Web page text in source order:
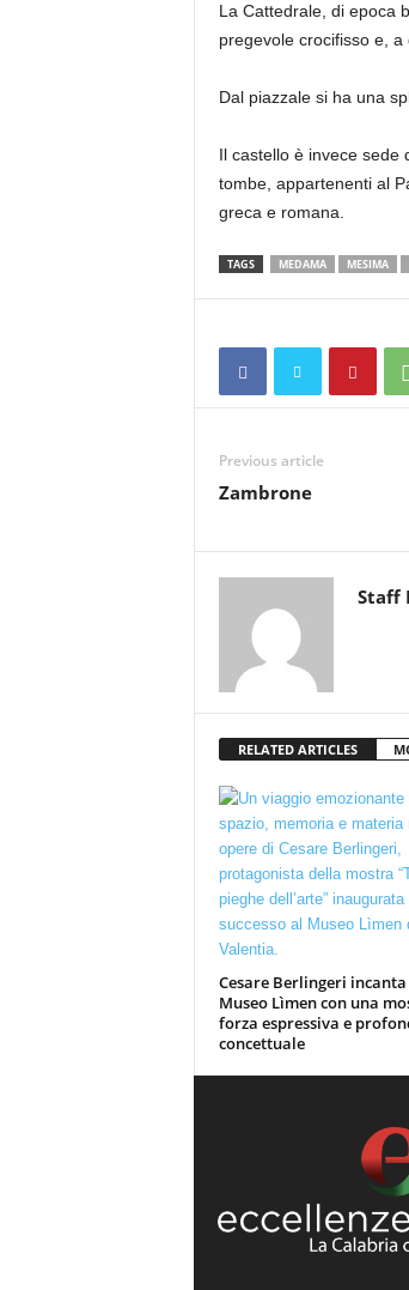
La Cattedrale, di epoca
pregevole crocifisso e,
Dal piazzale si ha una
Il castello è invece sede
tombe, appartenenti al
greca e romana.
TAGS MEDAMA MESIMA
Previous article
Zambrone
Staff
RELATED ARTICLES
Cesare Berlingeri
Museo Lìmen con una
forza espressiva e
concettuale